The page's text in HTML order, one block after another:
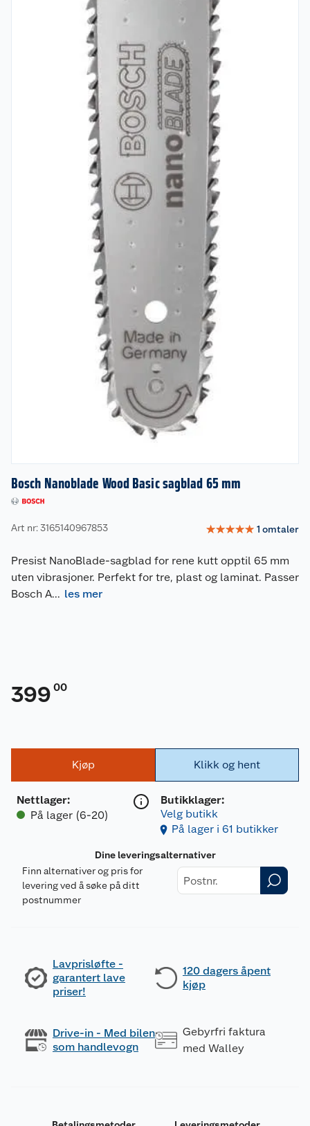
Bosch Nanoblade Wood Basic sagblad 65 mm
Art nr: 3165140967853 ☆☆☆☆☆ 1 omtaler
Presist NanoBlade-sagblad for rene kutt opptil 65 mm
uten vibrasjoner. Perfekt for tre, plast og laminat. Passer
Bosch A... les mer
399 00
Kjøp
Nettlager:
På lager (6-20)
Klikk og hent
Butikklager:
Velg butikk
På lager i 61 butikker
Dine leveringsalternativer
Finn alternativer og pris for
levering ved å søke på ditt
postnummer
Lavprisløfte -
garantert lave
priser!
120 dagers åpent
kjøp
Drive-in - Med bilen
som handlevogn
Gebyrfri faktura
med Walley